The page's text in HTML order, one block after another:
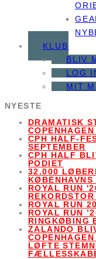
KLUB
BLIV
LOG
MIT
NYESTE
DRAMATISK
CPH HALF-
SEPTEMBER
CPH HALF
PODIET
32.000
KØBENHAVNS
ROYAL RUN
ROYAL RUN
ROYAL RUN
RINGKØBING
ZALANDO
LØFTE